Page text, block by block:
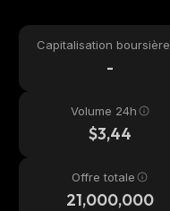
Capitalisation boursière
-
Volume 24h
$3,44
Offre totale
21,000,000